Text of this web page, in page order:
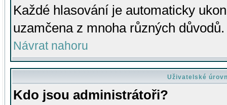
Každé hlasování je automaticky
uzamčena z mnoha různých důvodů.
Návrat nahoru
Uživatelské
Kdo jsou administrátoři?